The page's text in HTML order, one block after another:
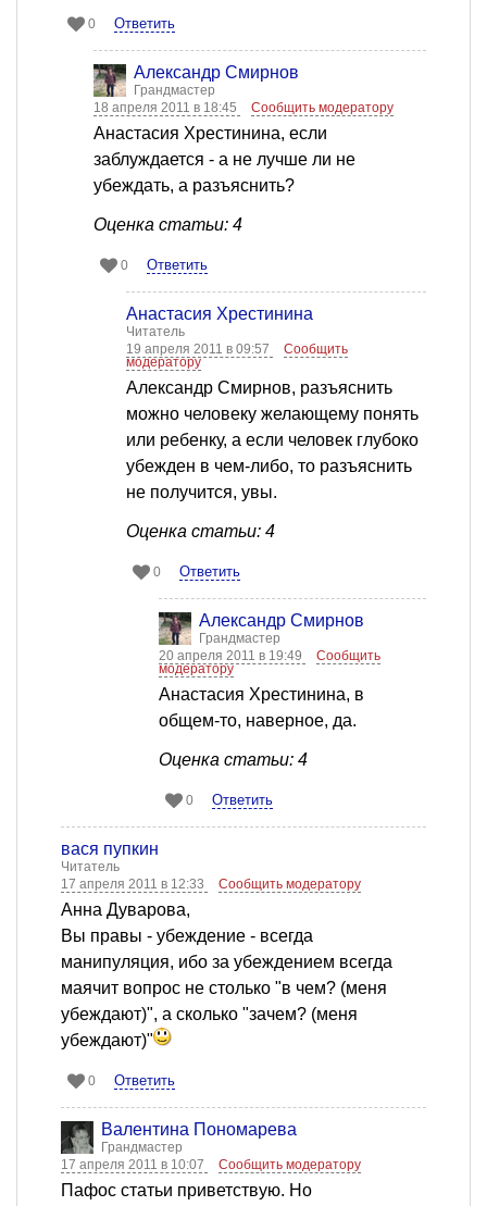
0 Ответить
Александр Смирнов
Грандмастер
18 апреля 2011 в 18:45
Сообщить модератору
Анастасия Хрестинина, если
заблуждается - а не лучше ли не
убеждать, а разъяснить?
Оценка статьи: 4
0 Ответить
Анастасия Хрестинина
Читатель
19 апреля 2011 в 09:57
Сообщить
модератору
Александр Смирнов, разъяснить
можно человеку желающему понять
или ребенку, а если человек глубоко
убежден в чем-либо, то разъяснить
не получится, увы.
Оценка статьи: 4
0 Ответить
Александр Смирнов
Грандмастер
20 апреля 2011 в 19:49
Сообщить
модератору
Анастасия Хрестинина, в
общем-то, наверное, да.
Оценка статьи: 4
0 Ответить
вася пупкин
Читатель
17 апреля 2011 в 12:33
Сообщить модератору
Анна Дуварова,
Вы правы - убеждение - всегда
манипуляция, ибо за убеждением всегда
маячит вопрос не столько "в чем? (меня
убеждают)", а сколько "зачем? (меня
убеждают)"
0 Ответить
Валентина Пономарева
Грандмастер
17 апреля 2011 в 10:07
Сообщить модератору
Пафос статьи приветствую. Но